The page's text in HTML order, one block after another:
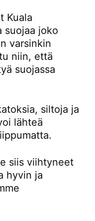
Kuala
suojaa joko
varsinkin
niin, että
suojassa
siltoja ja
lähteä
siis viihtyneet
hyvin ja